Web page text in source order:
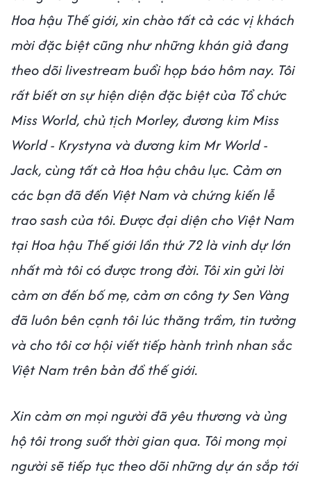
Hoa hậu Thế giới, xin chào tất cả các vị khách
mời đặc biệt cũng như những khán giả đang
theo dõi livestream buổi họp báo hôm nay. Tôi
rất biết ơn sự hiện diện đặc biệt của Tổ chức
Miss World, chủ tịch Morley, đương kim Miss
World - Krystyna và đương kim Mr World -
Jack, cùng tất cả Hoa hậu châu lục. Cảm ơn
các bạn đã đến Việt Nam và chứng kiến ​​lễ
trao sash của tôi. Được đại diện cho Việt Nam
tại Hoa hậu Thế giới lần thứ 72 là vinh dự lớn
nhất mà tôi có được trong đời. Tôi xin gửi lời
cảm ơn đến bố mẹ, cảm ơn công ty Sen Vàng
đã luôn bên cạnh tôi lúc thăng trầm, tin tưởng
và cho tôi cơ hội viết tiếp hành trình nhan sắc
Việt Nam trên bản đồ thế giới.
Xin cảm ơn mọi người đã yêu thương và ủng
hộ tôi trong suốt thời gian qua. Tôi mong mọi
người sẽ tiếp tục theo dõi những dự án sắp tới